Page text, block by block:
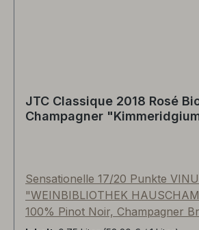
JTC Classique 2018 Rosé
Champagner
Sensationelle 17/20 Punkte
"WEINBIBLIOTHEK
100% Pinot Noir, Champagner